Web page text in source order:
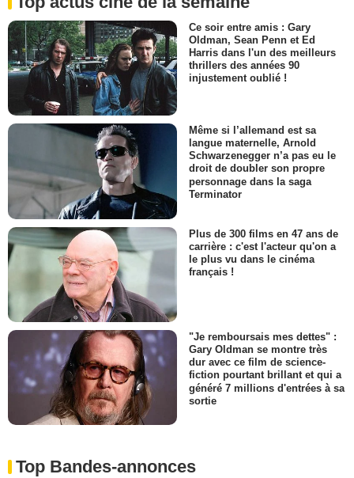
Ce soir entre amis : Gary
Oldman, Sean Penn et Ed
Harris dans l'un des meilleurs
thrillers des années 90
injustement oublié !
Même si l’allemand est sa
langue maternelle, Arnold
Schwarzenegger n’a pas eu le
droit de doubler son propre
personnage dans la saga
Terminator
Plus de 300 films en 47 ans de
carrière : c'est l'acteur qu'on a
le plus vu dans le cinéma
français !
"Je remboursais mes dettes" :
Gary Oldman se montre très
dur avec ce film de science-
fiction pourtant brillant et qui a
généré 7 millions d'entrées à sa
sortie
Top Bandes-annonces